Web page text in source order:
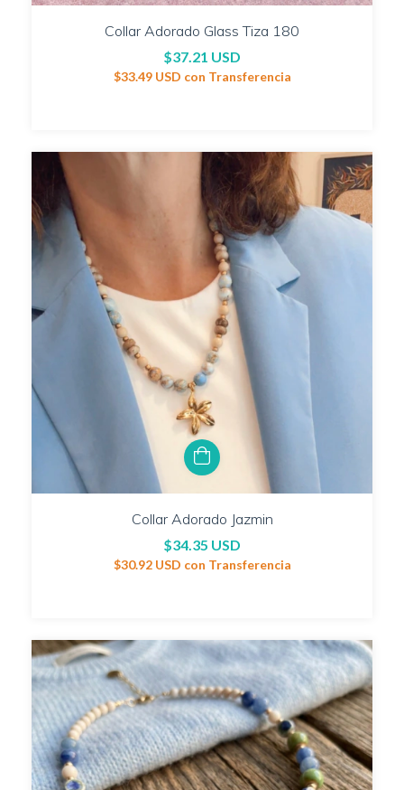
Collar Adorado Glass Tiza 180
$37.21 USD
$33.49 USD con Transferencia
Collar Adorado Jazmin
$34.35 USD
$30.92 USD con Transferencia